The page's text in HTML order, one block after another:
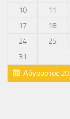
Αύγουστος
10
11
17
18
24
25
31